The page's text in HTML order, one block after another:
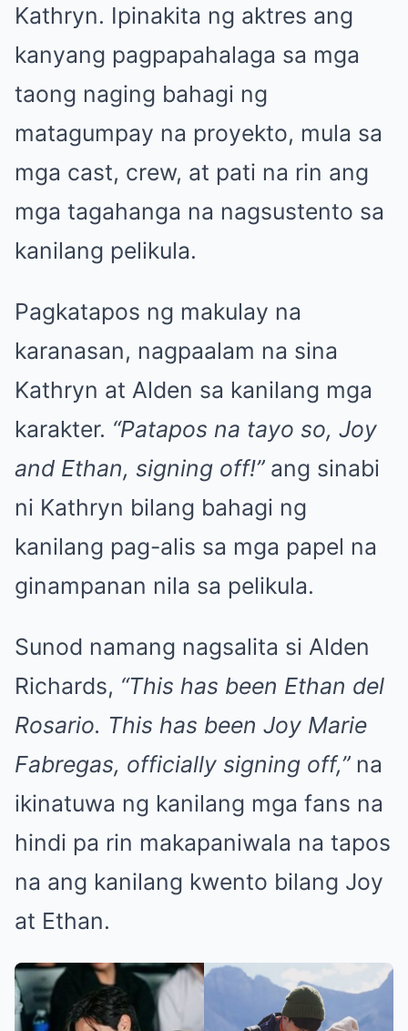
Kathryn. Ipinakita ng aktres ang
kanyang pagpapahalaga sa mga
taong naging bahagi ng
matagumpay na proyekto, mula sa
mga cast, crew, at pati na rin ang
mga tagahanga na nagsustento sa
kanilang pelikula.
Pagkatapos ng makulay na
karanasan, nagpaalam na sina
Kathryn at Alden sa kanilang mga
karakter. “Patapos na tayo so, Joy
and Ethan, signing off!” ang sinabi
ni Kathryn bilang bahagi ng
kanilang pag-alis sa mga papel na
ginampanan nila sa pelikula.
Sunod namang nagsalita si Alden
Richards, “This has been Ethan del
Rosario. This has been Joy Marie
Fabregas, officially signing off,”na
ikinatuwa ng kanilang mga fans na
hindi pa rin makapaniwala na tapos
na ang kanilang kwento bilang Joy
at Ethan.